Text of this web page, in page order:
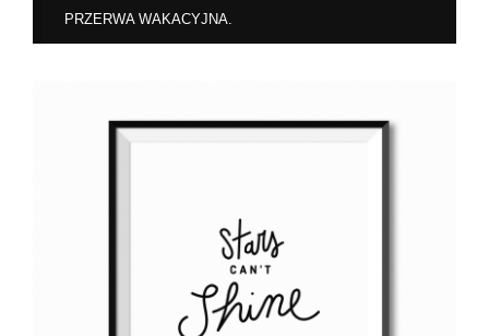
PRZERWA WAKACYJNA.